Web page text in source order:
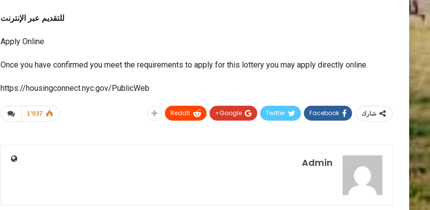
للتقديم عبر الإنترنت
Apply Online
Once you have confirmed you meet the requirements to apply for this lottery you may apply directly online.
https://housingconnect.nyc.gov/PublicWeb
1٬037 شارك Facebook
Twitter
Google+
ReddIt
Admin